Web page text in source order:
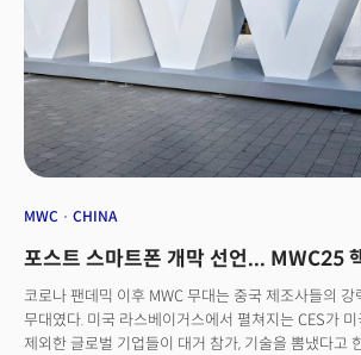
MWC CHINA
포스트 스마트폰 개막 선언... MWC25
코로나 팬데믹 이후 MWC 무대는 중국 제조사들의
무대였다. 미국 라스베이거스에서 펼쳐지는 CES가
제외한 글로벌 기업들이 대거 참가, 기술을 뽐냈다고